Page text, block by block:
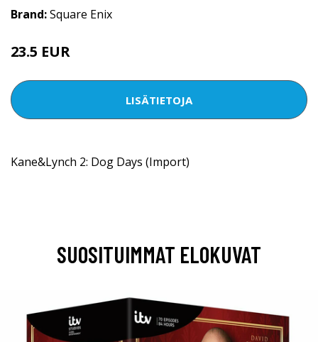
Brand:Square Enix
23.5 EUR
LISÄTIETOJA
Kane&Lynch 2: Dog Days (Import)
SUOSITUIMMAT ELOKUVAT